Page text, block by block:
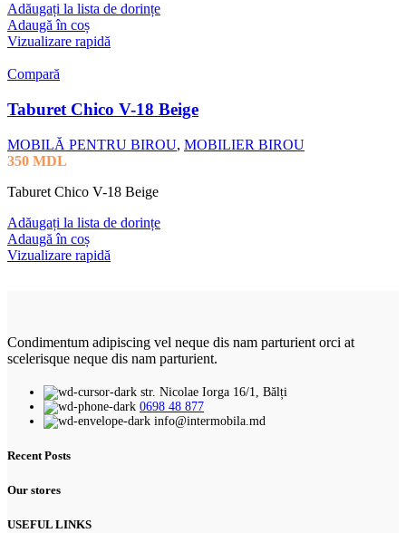
Adăugați la lista de dorințe
Adaugă în coș
Vizualizare rapidă
Compară
Taburet Chico V-18 Beige
MOBILĂ PENTRU BIROU, MOBILIER BIROU
350 MDL
Taburet Chico V-18 Beige
Adăugați la lista de dorințe
Adaugă în coș
Vizualizare rapidă
Condimentum adipiscing vel neque dis nam parturient orci at
scelerisque neque dis nam parturient.
str. Nicolae Iorga 16/1, Bălți
0698 48 877
info@intermobila.md
Recent Posts
Our stores
USEFUL LINKS